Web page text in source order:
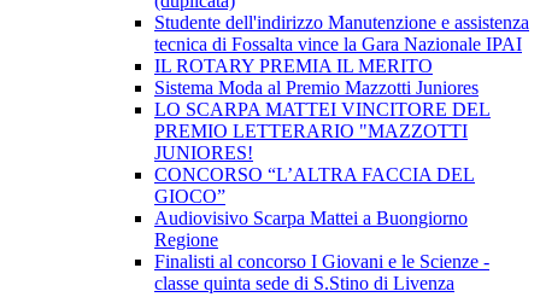
Studente dell'indirizzo Manutenzione e assistenza
tecnica di Fossalta vince la Gara Nazionale IPAI
IL ROTARY PREMIA IL MERITO
Sistema Moda al Premio Mazzotti Juniores
LO SCARPA MATTEI VINCITORE DEL
PREMIO LETTERARIO "MAZZOTTI
JUNIORES!
CONCORSO “L’ALTRA FACCIA DEL
GIOCO”
Audiovisivo Scarpa Mattei a Buongiorno
Regione
Finalisti al concorso I Giovani e le Scienze -
classe quinta sede di S.Stino di Livenza